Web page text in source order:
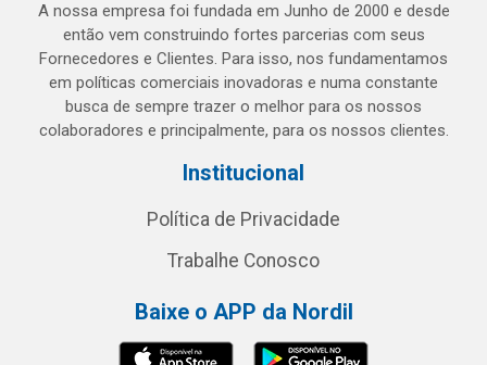
A nossa empresa foi fundada em Junho de 2000 e desde
então vem construindo fortes parcerias com seus
Fornecedores e Clientes. Para isso, nos fundamentamos
em políticas comerciais inovadoras e numa constante
busca de sempre trazer o melhor para os nossos
colaboradores e principalmente, para os nossos clientes.
Institucional
Política de Privacidade
Trabalhe Conosco
Baixe o APP da Nordil